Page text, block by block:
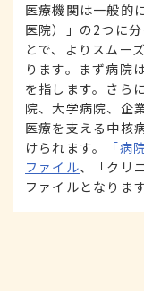
医療機関は一般的
医院）」の2つに
とで、よりスムー
ります。まず病院
を指します。さら
院、大学病院、企
医療を支える中核
けられます。
「病
ファイル、「クリ
ファイルとなります